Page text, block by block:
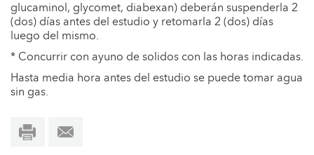
glucaminol, glycomet, diabexan) deberán suspenderla 2
(dos) días antes del estudio y retomarla 2 (dos) días
luego del mismo.
* Concurrir con ayuno de solidos con las horas indicadas.
Hasta media hora antes del estudio se puede tomar agua
sin gas.